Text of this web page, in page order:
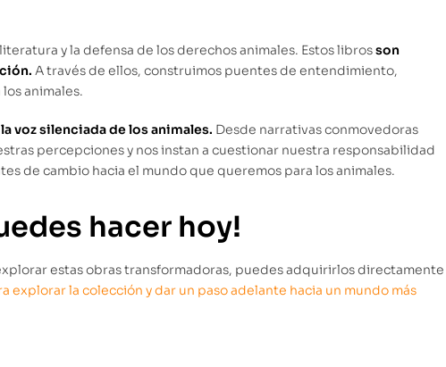
y la defensa de los derechos animales. Estos librosson
A través de ellos, construimos puentes de entendimiento,
animales.
voz silenciada de los animales. Desde narrativas conmovedoras
percepciones y nos instan a cuestionar nuestra responsabilidad
de cambio hacia el mundo que queremos para los animales.
hacer hoy!
estas obras transformadoras, puedes adquirirlos directamente
explorar la colección y dar un paso adelante hacia un mundo más